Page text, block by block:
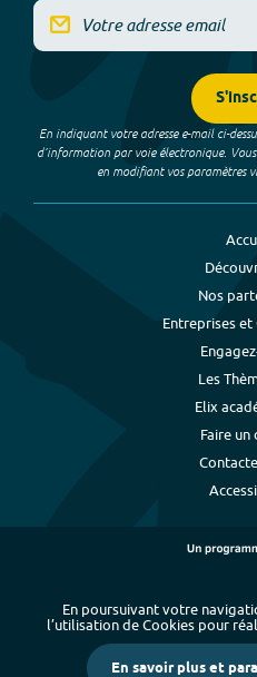
En indiquant votre adresse e-mail ci-
d’information par voie électronique.
en modifiant vos paramètres
Nos
Entreprises
Les
Elix
Faire un
Plan du site -
Mentions légales et données
En poursuivant votre
l’utilisation de Cookies pour
En savoir plus et